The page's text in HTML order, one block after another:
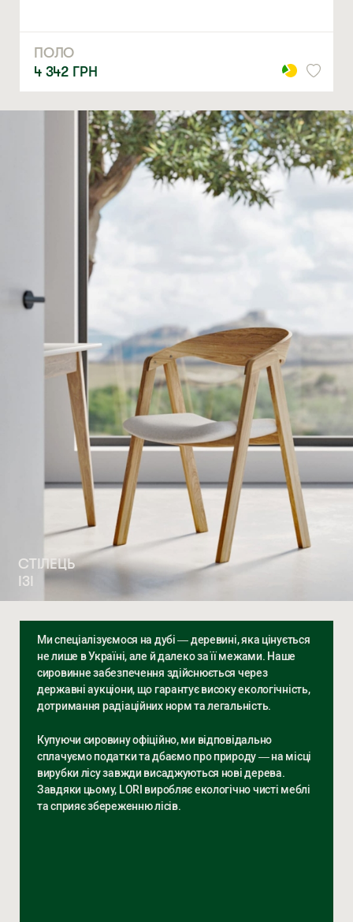
ПОЛО
4 342 ГРН
СТІЛЕЦЬ
ІЗІ
Ми спеціалізуємося на дубі — деревині, яка цінується
не лише в Україні, але й далеко за її межами. Наше
сировинне забезпечення здійснюється через
державні аукціони, що гарантує високу екологічність,
дотримання радіаційних норм та легальність.
Купуючи сировину офіційно, ми відповідально
сплачуємо податки та дбаємо про природу — на місці
вирубки лісу завжди висаджуються нові дерева.
Завдяки цьому, LORI виробляє екологічно чисті меблі
та сприяє збереженню лісів.